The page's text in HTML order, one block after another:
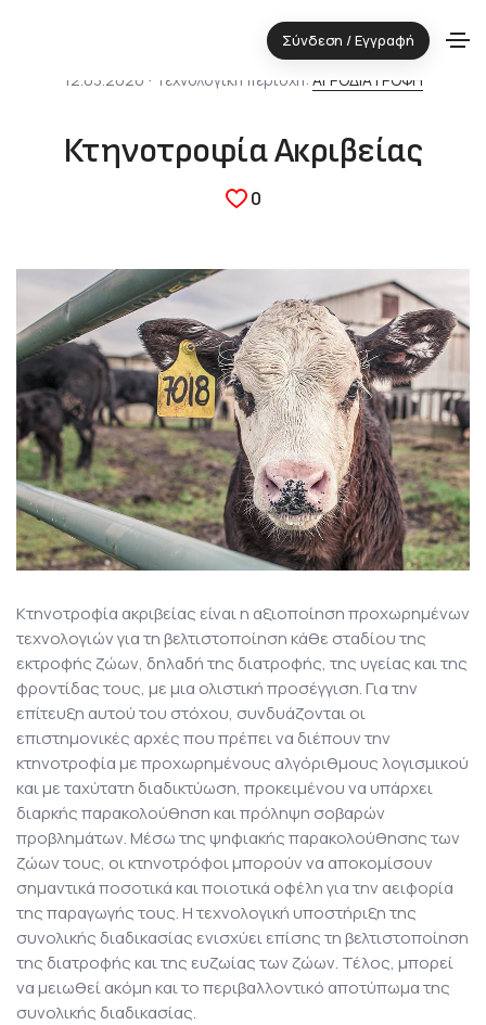
Σύνδεση / Εγγραφή
12.03.2020 ⋅ Τεχνολογική περιοχή: ΑΓΡΟΔΙΑΤΡΟΦΗ
Κτηνοτροφία Ακριβείας
0
Κτηνοτροφία ακριβείας είναι η αξιοποίηση προχωρημένων
τεχνολογιών για τη βελτιστοποίηση κάθε σταδίου της
εκτροφής ζώων, δηλαδή της διατροφής, της υγείας και της
φροντίδας τους, με μια ολιστική προσέγγιση. Για την
επίτευξη αυτού του στόχου, συνδυάζονται οι
επιστημονικές αρχές που πρέπει να διέπουν την
κτηνοτροφία με προχωρημένους αλγόριθμους λογισμικού
και με ταχύτατη διαδικτύωση, προκειμένου να υπάρχει
διαρκής παρακολούθηση και πρόληψη σοβαρών
προβλημάτων. Μέσω της ψηφιακής παρακολούθησης των
ζώων τους, οι κτηνοτρόφοι μπορούν να αποκομίσουν
σημαντικά ποσοτικά και ποιοτικά οφέλη για την αειφορία
της παραγωγής τους. Η τεχνολογική υποστήριξη της
συνολικής διαδικασίας ενισχύει επίσης τη βελτιστοποίηση
της διατροφής και της ευζωίας των ζώων. Τέλος, μπορεί
να μειωθεί ακόμη και το περιβαλλοντικό αποτύπωμα της
συνολικής διαδικασίας.